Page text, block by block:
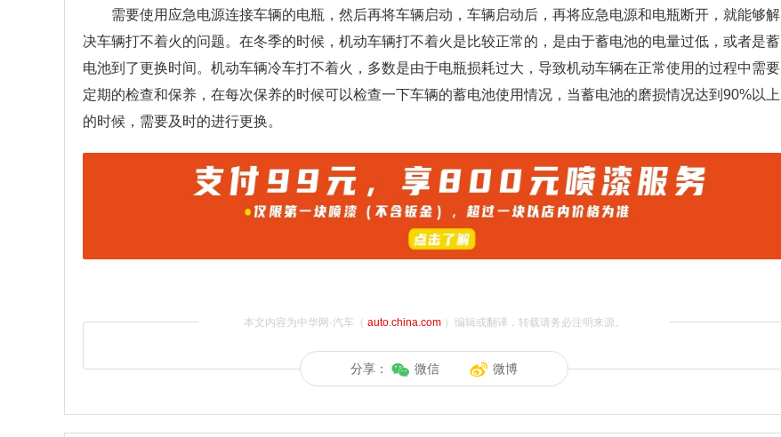
需要使用应急电源连接车辆的电瓶，然后再将车辆启动，车辆启动后，再将应急电源和电瓶断开，就能够解
决车辆打不着火的问题。在冬季的时候，机动车辆打不着火是比较正常的，是由于蓄电池的电量过低，或者是蓄
电池到了更换时间。机动车辆冷车打不着火，多数是由于电瓶损耗过大，导致机动车辆在正常使用的过程中需要
定期的检查和保养，在每次保养的时候可以检查一下车辆的蓄电池使用情况，当蓄电池的磨损情况达到90%以上
的时候，需要及时的进行更换。
本文内容为中华网·汽车（ auto.china.com）编辑或翻译，转载请务必注明来源。
分享： 微信 微博